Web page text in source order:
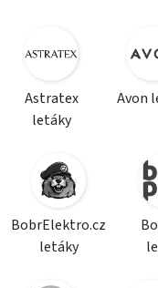
Astratex
letáky
Avon
BobrElektro.cz
letáky